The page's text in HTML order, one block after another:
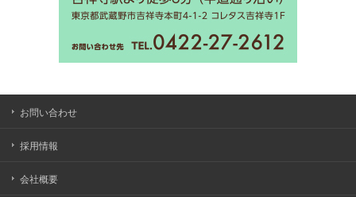
お問い合わせ
採用情報
会社概要